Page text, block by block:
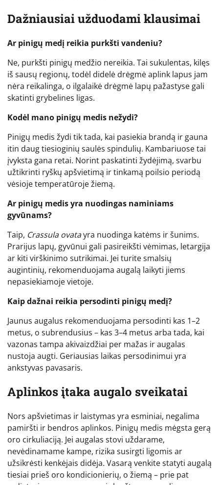
Dažniausiai užduodami klausimai
Ar pinigų medį reikia purkšti vandeniu?
Ne, purkšti pinigų medžio nereikia. Tai sukulentas, kilęs
iš sausų regionų, todėl didelė drėgmė aplink lapus jam
nėra reikalinga, o ilgalaikė drėgmė lapų pažastyse gali
skatinti grybelines ligas.
Kodėl mano pinigų medis nežydi?
Pinigų medis žydi tik tada, kai pasiekia brandą ir gauna
itin daug tiesioginių saulės spindulių. Kambariuose tai
įvyksta gana retai. Norint paskatinti žydėjimą, svarbu
užtikrinti ryškų apšvietimą ir tinkamą poilsio periodą
vėsioje temperatūroje žiemą.
Ar pinigų medis yra nuodingas naminiams
gyvūnams?
Taip, Crassula ovatayra nuodinga katėms ir šunims.
Prarijus lapų, gyvūnui gali pasireikšti vėmimas, letargija
ar kiti virškinimo sutrikimai. Jei turite smalsių
augintinių, rekomenduojama augalą laikyti jiems
nepasiekiamoje vietoje.
Kaip dažnai reikia persodinti pinigų medį?
Jaunus augalus rekomenduojama persodinti kas 1–2
metus, o subrendusius – kas 3–4 metus arba tada, kai
vazonas tampa akivaizdžiai per mažas ir augalas
nustoja augti. Geriausias laikas persodinimui yra
ankstyvas pavasaris.
Aplinkos įtaka augalo sveikatai
Nors apšvietimas ir laistymas yra esminiai, negalima
pamiršti ir bendros aplinkos. Pinigų medis mėgsta gerą
oro cirkuliaciją. Jei augalas stovi uždarame,
nevėdinamame kampe, rizika susirgti ligomis ar
užsikrėsti kenkėjais didėja. Vasarą venkite statyti augalą
tiesiai prieš oro kondicionierių, o žiemą – prie pat